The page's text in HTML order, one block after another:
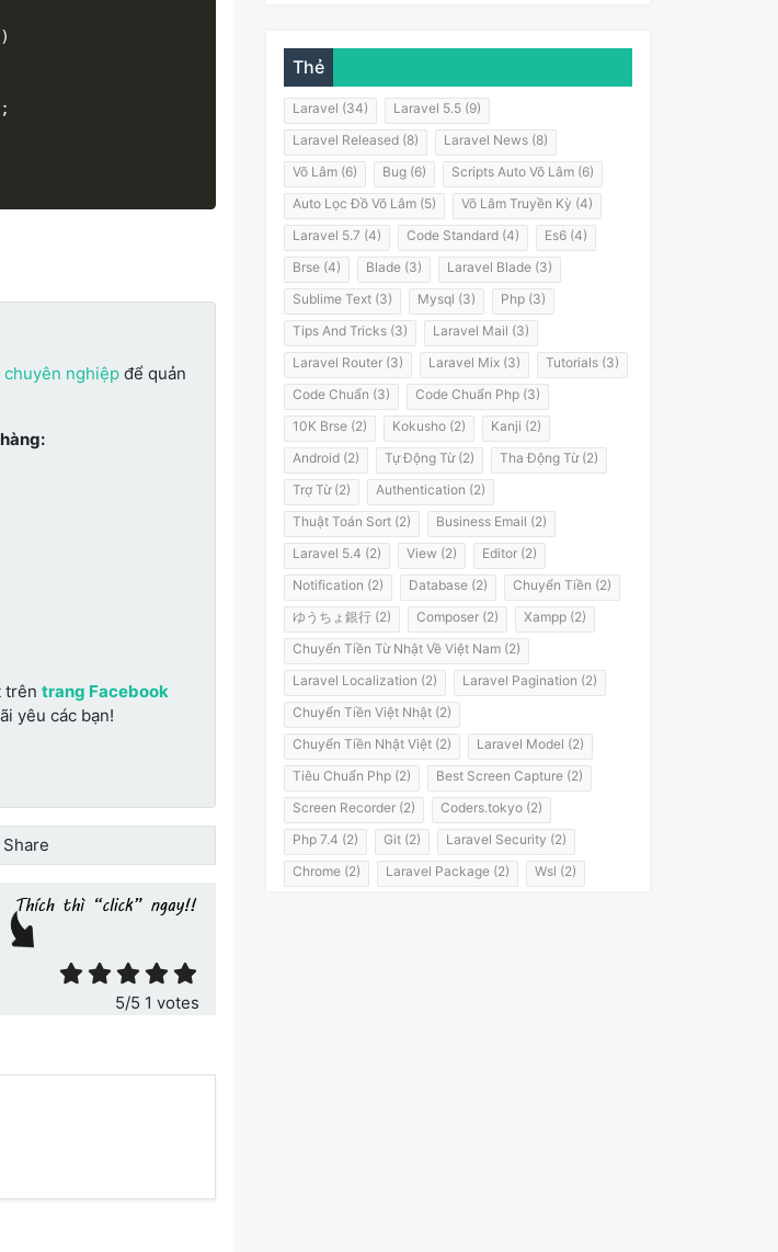
)
;
chuyên nghiệp để quản
trên trang Facebook
yêu các bạn!
Share
5/5 1 votes
Thẻ
Laravel (34)
Laravel 5.5 (9)
Laravel Released (8)
Laravel News (8)
Võ Lâm (6)
Bug (6)
Scripts Auto Võ Lâm (6)
Auto Lọc Đồ Võ Lâm (5)
Võ Lâm Truyền Kỳ (4)
Laravel 5.7 (4)
Code Standard (4)
Es6 (4)
Brse (4)
Blade (3)
Laravel Blade (3)
Sublime Text (3)
Mysql (3)
Php (3)
Tips And Tricks (3)
Laravel Mail (3)
Laravel Router (3)
Laravel Mix (3)
Tutorials (3)
Code Chuẩn (3)
Code Chuẩn Php (3)
10K Brse (2)
Kokusho (2)
Kanji (2)
Android (2)
Tự Động Từ (2)
Tha Động Từ (2)
Trợ Từ (2)
Authentication (2)
Thuật Toán Sort (2)
Business Email (2)
Laravel 5.4 (2)
View (2)
Editor (2)
Notification (2)
Database (2)
Chuyển Tiền (2)
ゆうちょ銀行 (2)
Composer (2)
Xampp (2)
Chuyển Tiền Từ Nhật Về Việt Nam (2)
Laravel Localization (2)
Laravel Pagination (2)
Chuyển Tiền Việt Nhật (2)
Chuyển Tiền Nhật Việt (2)
Laravel Model (2)
Tiêu Chuẩn Php (2)
Best Screen Capture (2)
Screen Recorder (2)
Coders.tokyo (2)
Php 7.4 (2)
Git (2)
Laravel Security (2)
Chrome (2)
Laravel Package (2)
Wsl (2)